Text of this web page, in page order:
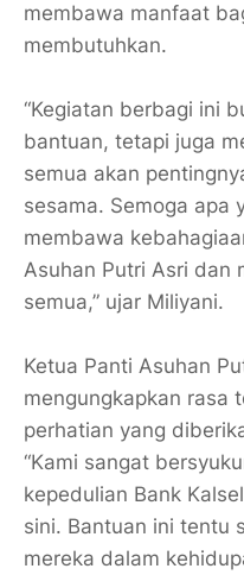
membawa manfaat
membutuhkan.
“Kegiatan berbagi ini
bantuan, tetapi juga
semua akan
sesama. Semoga apa
membawa
Asuhan Putri Asri dan
semua,” ujar Miliyani.
Ketua Panti Asuhan
mengungkapkan rasa
perhatian yang
“Kami sangat
kepedulian Bank
sini. Bantuan ini tentu
mereka dalam